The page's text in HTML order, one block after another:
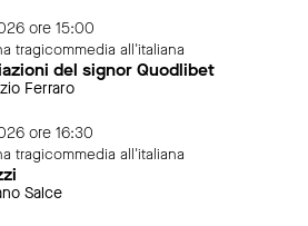
ore 15:00
tragicommedia all'italiana
del signor Quodlibet
Ferraro
ore 16:30
tragicommedia all'italiana
Salce